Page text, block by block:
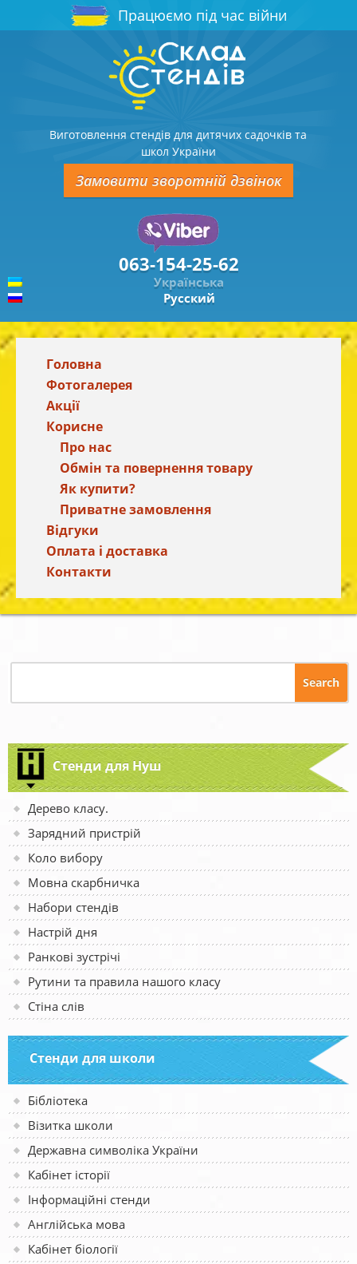
Працюємо під час війни
Виготовлення стендів для дитячих садочків та
школ України
Замовити зворотній дзвінок
063-154-25-62
Українська
Русский
Головна
Фотогалерея
Акції
Корисне
Про нас
Обмін та повернення товару
Як купити?
Приватне замовлення
Відгуки
Оплата і доставка
Контакти
Стенди для Нуш
Дерево класу.
Зарядний пристрій
Коло вибору
Мовна скарбничка
Набори стендів
Настрій дня
Ранкові зустрічі
Рутини та правила нашого класу
Стіна слів
Стенди для школи
Бібліотека
Візитка школи
Державна символіка України
Кабінет історії
Інформаційні стенди
Англійська мова
Кабінет біології